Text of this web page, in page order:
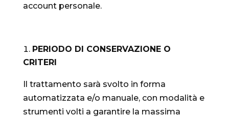
account personale.
PERIODO DI CONSERVAZIONE O
CRITERI
Il trattamento sarà svolto in forma
automatizzata e/o manuale, con modalità e
strumenti volti a garantire la massima